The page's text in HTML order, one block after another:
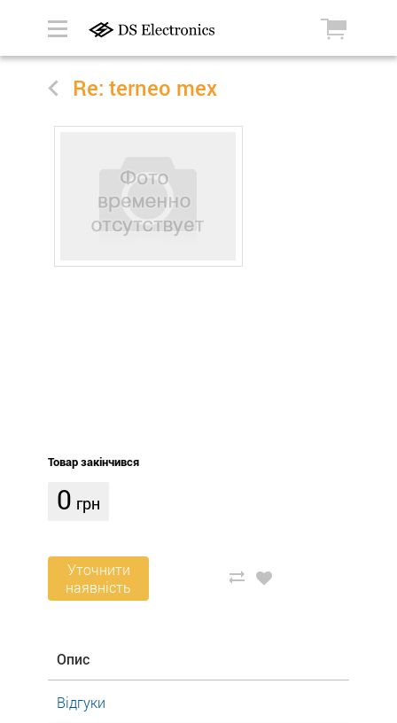
Re: terneo mex
Товар закінчився
0 грн
Уточнити
наявність
Опис
Відгуки